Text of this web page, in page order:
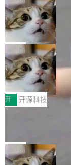
现实 过去两年，
一是如何让大模型
向生产，二是如何
设置，如果用布尔
ean 表示是否可切
色方案、深色方案
合。方案缺了、配
哪些组合有效，作
者部落知识"。 换
变体：Switchable...
个"AI 知识库 + 聊
做，没什么新鲜的
r 上把事情说清楚
re OS，一个带连
有科技公司做的一
样。这是
那个创业公司。不
lare Workers 上——
——并且深度集成了
Deno 团队开源
布式 Durable
Ryan Dahl 领导的
目 Celld，一个能
Workers 和
计思路很直接：每
数据库，按名称寻
存储库里。节点之
没有控制平面，没
个小型数据库，应
库的竞争和爆炸半
了。 闲置的 cell 会
l 迁移或唤醒时，
局
鲁大师7月新机性
性能、流畅双第
新折叠缺席
2026年7月的手机
增，手机厂商的日
放缓，因此硝烟味
高价的三星折叠（
Fold8 / Z Flip8）
例如iQOO Z11i、
te 17 Pro、OPPO
开 开源科技
Zed 编辑器团队发
个在 git commit 之
本控制系统。目前
局